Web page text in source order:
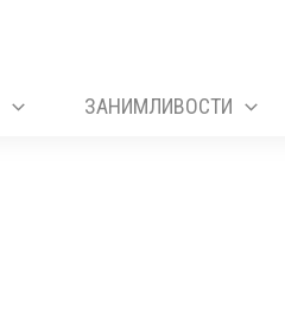
ЗАНИМЛИВОСТИ